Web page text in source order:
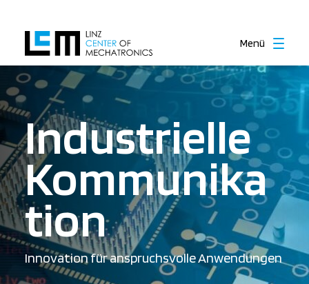
Menü
Industrielle
Kommunika
tion
Innovation für anspruchsvolle Anwendungen